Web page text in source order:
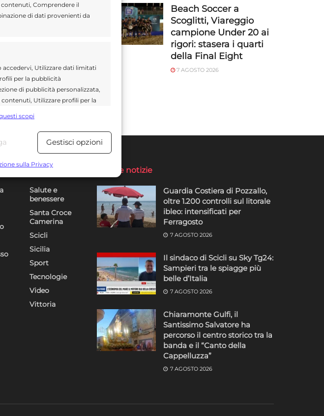
Comprendere il
di dati provenienti da
Utilizzare dati limitati
per la pubblicità
di pubblicità personalizzata,
Utilizzare profili per la
contenuti.
Sempre attivo
altre fonti di dati,
precisi, Riconoscere i
attivamente.
rilevare frodi,
le
Sempre attivo
scopi
Gestisci opzioni
sulla Privacy
Beach Soccer a
Scoglitti, Viareggio
campione Under 20 ai
rigori: stasera i quarti
della Final Eight
7 AGOSTO 2026
Salute e
benessere
Santa Croce
Camerina
Scicli
Sicilia
Sport
Tecnologie
Video
Vittoria
Ultime notizie
Guardia Costiera di Pozzallo,
oltre 1.200 controlli sul litorale
ibleo: intensificati per
Ferragosto
7 AGOSTO 2026
Il sindaco di Scicli su Sky Tg24:
Sampieri tra le spiagge più
belle d’Italia
7 AGOSTO 2026
Chiaramonte Gulfi, il
Santissimo Salvatore ha
percorso il centro storico tra la
banda e il “Canto della
Cappelluzza”
7 AGOSTO 2026